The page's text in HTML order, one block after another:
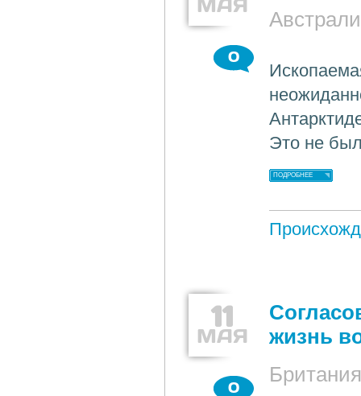
0
Это не
ПОДРОБНЕЕ
11
МАЯ
жизнь
Британия
0